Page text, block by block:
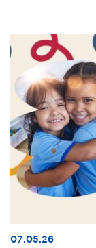
07.05.26